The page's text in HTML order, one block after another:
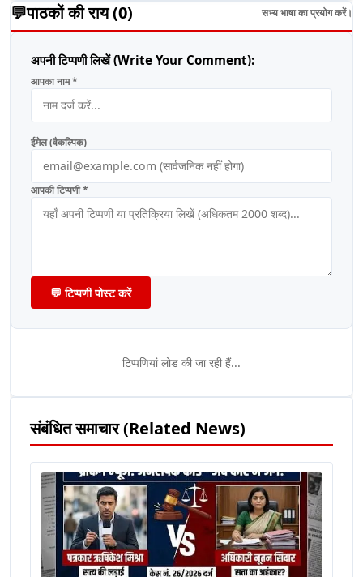
💬पाठकों की राय (0) सभ्य भाषा का प्रयोग करें।
अपनी टिप्पणी लिखें (Write Your Comment):
आपका नाम *
ईमेल (वैकल्पिक)
आपकी टिप्पणी *
💬 टिप्पणी पोस्ट करें
टिप्पणियां लोड की जा रही हैं...
संबंधित समाचार (Related News)